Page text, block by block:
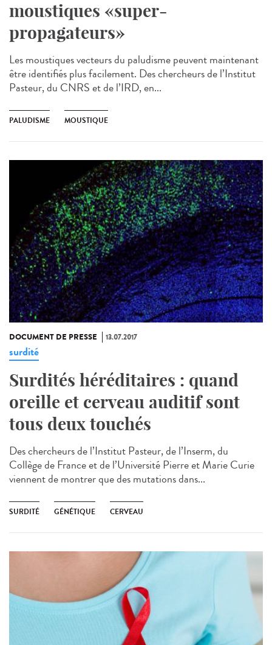
moustiques «super-
propagateurs»
Les moustiques vecteurs du paludisme peuvent maintenant
être identifiés plus facilement. Des chercheurs de l’Institut
Pasteur, du CNRS et de l’IRD, en...
PALUDISME MOUSTIQUE
DOCUMENT DE PRESSE 13.07.2017
surdité
Surdités héréditaires : quand
oreille et cerveau auditif sont
tous deux touchés
Des chercheurs de l’Institut Pasteur, de l’Inserm, du
Collège de France et de l’Université Pierre et Marie Curie
viennent de montrer que des mutations dans...
SURDITÉ GÉNÉTIQUE CERVEAU